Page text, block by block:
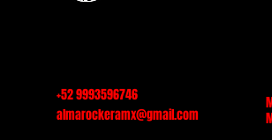
+52 9993596746
almarockeramx@gmail.com